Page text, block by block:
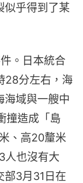
似乎得到了某
。日本統合
28分左右，海
海域與一艘中
撞造成「島
、高20釐米
人也沒有大
部3月31日在